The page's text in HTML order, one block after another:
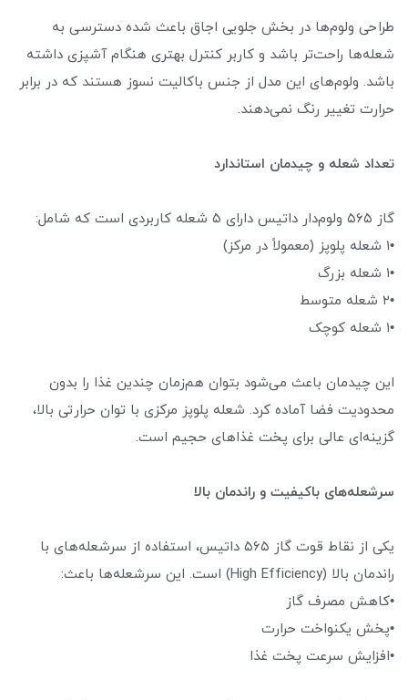
طراحی ولوم‌ها در بخش جلویی اجاق باعث شده دسترسی به
شعله‌ها راحت‌تر باشد و کاربر کنترل بهتری هنگام آشپزی داشته
باشد. ولوم‌های این مدل از جنس باکالیت نسوز هستند که در برابر
حرارت تغییر رنگ نمی‌دهند.
تعداد شعله و چیدمان استاندارد
گاز ۵۶۵ ولوم‌دار داتیس دارای ۵ شعله کاربردی است که شامل:
•۱ شعله پلوپز (معمولاً در مرکز)
•۱ شعله بزرگ
•۲ شعله متوسط
•۱ شعله کوچک
این چیدمان باعث می‌شود بتوان هم‌زمان چندین غذا را بدون
محدودیت فضا آماده کرد. شعله پلوپز مرکزی با توان حرارتی بالا،
گزینه‌ای عالی برای پخت غذاهای حجیم است.
سرشعله‌های باکیفیت و راندمان بالا
یکی از نقاط قوت گاز ۵۶۵ داتیس، استفاده از سرشعله‌های با
راندمان بالا (High Efficiency) است. این سرشعله‌ها باعث:
•کاهش مصرف گاز
•پخش یکنواخت حرارت
•افزایش سرعت پخت غذا